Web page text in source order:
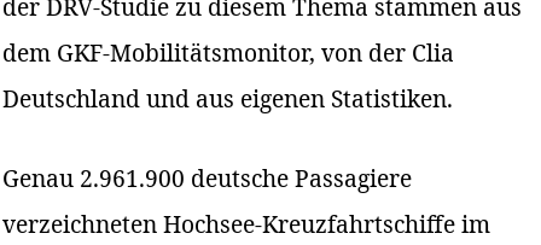
dem GKF-Mobilitätsmonitor, von der Clia
Deutschland und aus eigenen Statistiken.
Genau 2.961.900 deutsche Passagiere
verzeichneten Hochsee-Kreuzfahrtschiffe im